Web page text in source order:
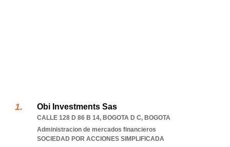
Obi Investments Sas
CALLE 128 D 86 B 14, BOGOTA D C, BOGOTA
Administracion de mercados financieros
SOCIEDAD POR ACCIONES SIMPLIFICADA